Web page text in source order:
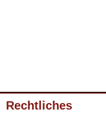
Rechtliches